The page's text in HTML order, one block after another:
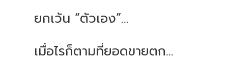
ยกเว้น “ตัวเอง”...
เมื่อไรก็ตามที่ยอดขายตก...